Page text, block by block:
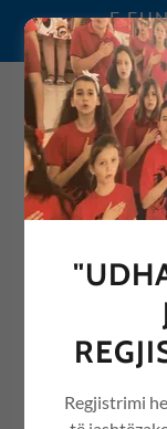
E
E
NGA
Regjistrimi